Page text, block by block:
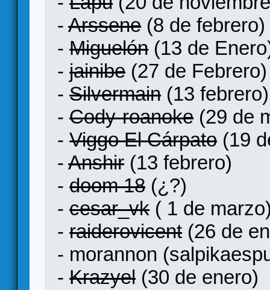
-Arssene(8 de febrero)
-Miguelón(13 de
-jainibe(27 de Febrero)
-Silvermain(13 febrero)
-Cody-roanoke(29 de
-Viggo El Cárpato(19
-Anshir(13 febrero)
-doom 18(¿?)
-cesar_vk( 1 de
-raiderovicent(26 de
- morannon
-Krazyel(30 de enero)